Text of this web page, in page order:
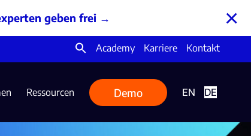
geben frei→ ×
Search
for:
Academy Karriere Kontakt
Ressourcen Demo EN DE